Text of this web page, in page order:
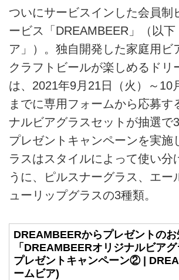
ついにサービスインした会員制
ービス「DREAMBEER」（以
ア」）。独自開発した家庭用ビ
クラフトビールが楽しめるドリ
は、2021年9月21日（火）～10
までに専用フォームから応募す
ナルビアグラスセットが抽選で
プレゼントキャンペーンを実施
ラスはスタイルによって使い分
うに、ピルスナーグラス、エー
ューリップグラスの3種類。
DREAMBEERからプレゼントのお
「DREAMBEERオリジナルビアグ
プレゼントキャンペーン② |
ームビア)